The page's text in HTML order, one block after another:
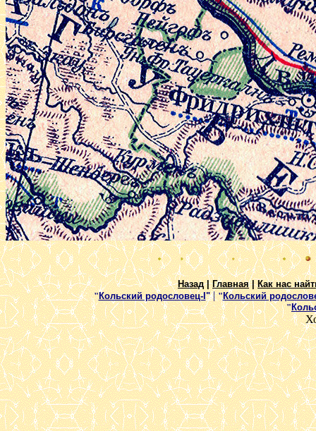
Назад |Главная|Как нас
"Кольский родословец-I"|"Кольский
"